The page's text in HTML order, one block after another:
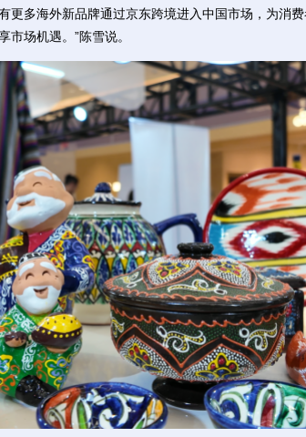
更多海外新品牌通过京东跨境进入中国市场，为消
市场机遇。”陈雪说。